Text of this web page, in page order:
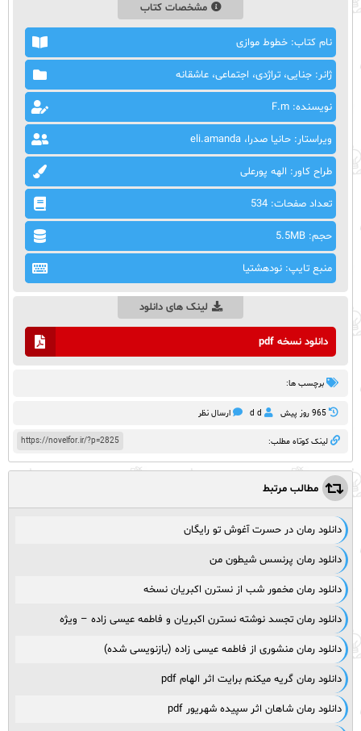
مشخصات کتاب
نام کتاب: خطوط موازی
ژانر: جنایی، تراژدی، اجتماعی، عاشقانه
نویسنده: F.m
ویراستار: حانیا صدرا، eli.amanda
طراح کاور: الهه پورعلی
تعداد صفحات: 534
حجم: 5.5MB
منبع تایپ: نودهشتیا
لینک های دانلود
دانلود نسخه pdf
برچسب ها:
965 روز پيش d d ارسال نظر
https://novelfor.ir/?p=2825 لینک کوتاه مطلب:
مطالب مرتبط
دانلود رمان در حسرت آغوش تو رایگان
دانلود رمان پرنسس شیطون من
دانلود رمان مخمور شب از نسترن اکبریان نسخه
دانلود رمان تجسد نوشته نسترن اکبریان و فاطمه عیسی زاده – ویژه
دانلود رمان منشوری از فاطمه عیسی زاده (بازنویسی شده)
دانلود رمان گریه میکنم برایت اثر الهام pdf
دانلود رمان شاهان اثر سپیده شهریور pdf